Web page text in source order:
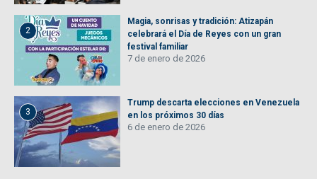
2
Magia, sonrisas y tradición: Atizapán
celebrará el Día de Reyes con un gran
festival familiar
7 de enero de 2026
3
Trump descarta elecciones en Venezuela
en los próximos 30 días
6 de enero de 2026